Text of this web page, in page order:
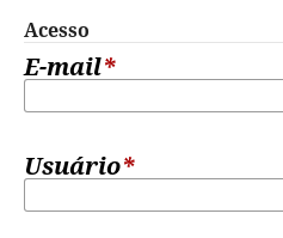
Acesso
E-mail*
Usuário*